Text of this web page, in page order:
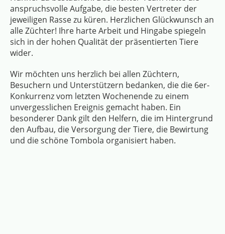
anspruchsvolle Aufgabe, die besten Vertreter der
jeweiligen Rasse zu küren. Herzlichen Glückwunsch an
alle Züchter! Ihre harte Arbeit und Hingabe spiegeln
sich in der hohen Qualität der präsentierten Tiere
wider.
Wir möchten uns herzlich bei allen Züchtern,
Besuchern und Unterstützern bedanken, die die 6er-
Konkurrenz vom letzten Wochenende zu einem
unvergesslichen Ereignis gemacht haben. Ein
besonderer Dank gilt den Helfern, die im Hintergrund
den Aufbau, die Versorgung der Tiere, die Bewirtung
und die schöne Tombola organisiert haben.